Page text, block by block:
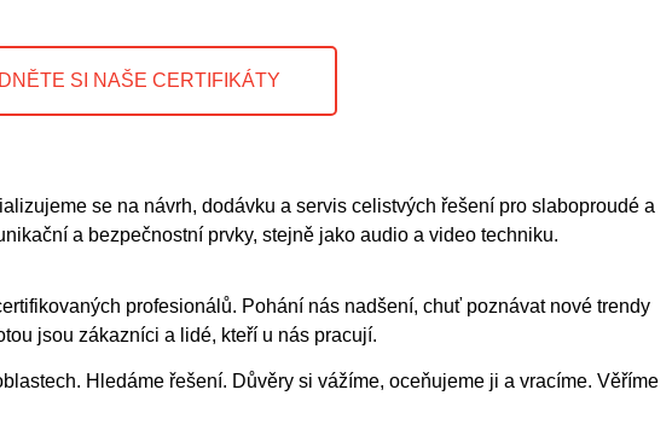
SI NAŠE CERTIFIKÁTY
se na návrh, dodávku a servis celistvých řešení pro slaboproudé a
a bezpečnostní prvky, stejně jako audio a video techniku.
profesionálů. Pohání nás nadšení, chuť poznávat nové trendy
jsou zákazníci a lidé, kteří u nás pracují.
Hledáme řešení. Důvěry si vážíme, oceňujeme ji a vracíme. Věříme